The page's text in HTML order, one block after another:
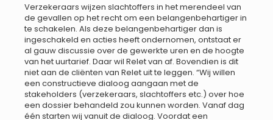
Verzekeraars wijzen slachtoffers in het merendeel van
de gevallen op het recht om een belangenbehartiger in
te schakelen. Als deze belangenbehartiger dan is
ingeschakeld en acties heeft ondernomen, ontstaat er
al gauw discussie over de gewerkte uren en de hoogte
van het uurtarief. Daar wil Relet van af. Bovendien is dit
niet aan de cliënten van Relet uit te leggen. “Wij willen
een constructieve dialoog aangaan met de
stakeholders (verzekeraars, slachtoffers etc.) over hoe
een dossier behandeld zou kunnen worden. Vanaf dag
één starten wij vanuit de dialoog. Voordat een